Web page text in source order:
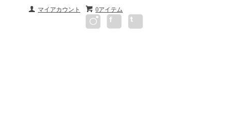
0アイテム
マイアカウント